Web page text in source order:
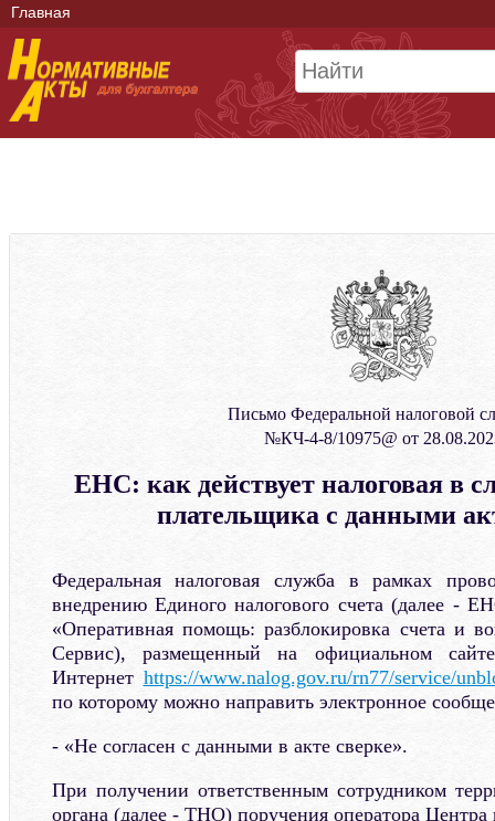
Главная
Письмо Федеральной налоговой
№КЧ-4-8/10975@ от
ЕНС: как действует налоговая в
плательщика с данными
Федеральная налоговая служба в рамках
внедрению Единого налогового счета (далее -
«Оперативная помощь: разблокировка счета и
Сервис), размещенный на официальном
Интернет https://www.nalog.gov.ru/rn77/service/
по которому можно направить электронное
- «Не согласен с данными в акте сверке».
При получении ответственным сотрудником
органа (далее - ТНО) поручения оператора